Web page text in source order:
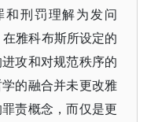
刑罚理解为发问
雅科布斯所设定的
攻和对规范秩序的
的融合并未更改雅
责概念，而仅是更